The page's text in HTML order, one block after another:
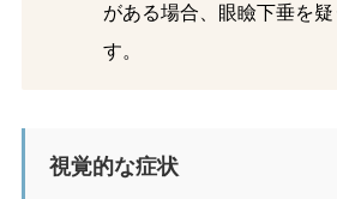
がある場合、眼瞼下垂を疑
す。
視覚的な症状